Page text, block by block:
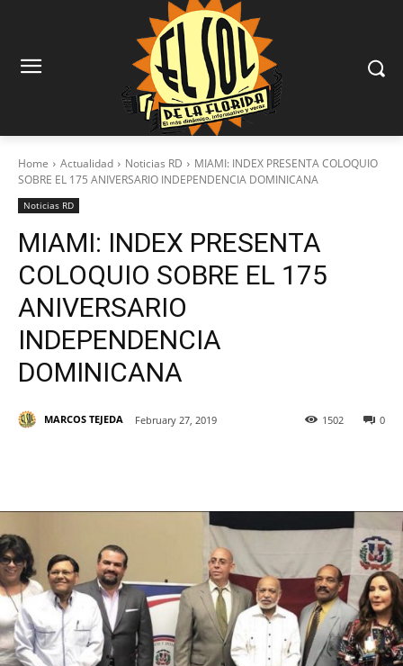
Home Actualidad Noticias RD
MIAMI: INDEX PRESENTA COLOQUIO
SOBRE EL 175 ANIVERSARIO INDEPENDENCIA DOMINICANA
Noticias RD
MIAMI: INDEX PRESENTA
COLOQUIO SOBRE EL 175
ANIVERSARIO
INDEPENDENCIA
DOMINICANA
MARCOS TEJEDA February 27, 2019 0
1502